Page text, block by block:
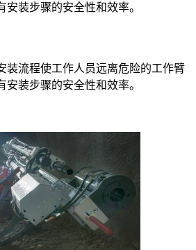
安装步骤的安全性和效率。
装流程使工作人员远离危险的工作臂
安装步骤的安全性和效率。